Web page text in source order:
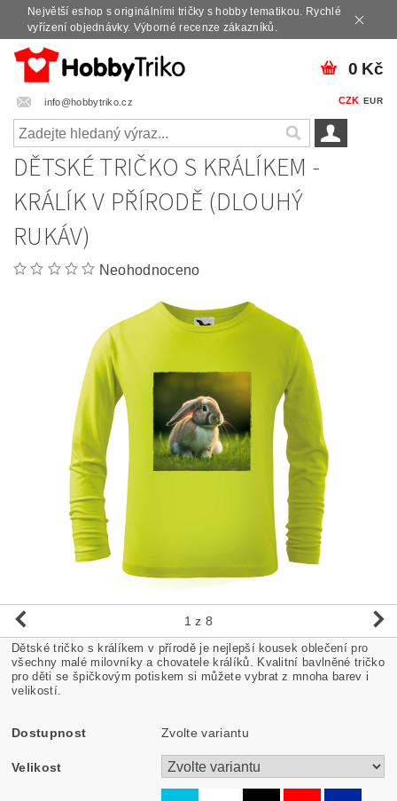
Největší eshop s originálními tričky s hobby tematikou. Rychlé
vyřízení objednávky. Výborné recenze zákazníků.
info@hobbytriko.cz CZK EUR
0 Kč
DĚTSKÉ TRIČKO S KRÁLÍKEM -
KRÁLÍK V PŘÍRODĚ (DLOUHÝ
RUKÁV)
Neohodnoceno
1 z 8
Dětské tričko s králíkem v přírodě je nejlepší kousek oblečení pro
všechny malé milovníky a chovatele králíků. Kvalitní bavlněné tričko
pro děti se špičkovým potiskem si můžete vybrat z mnoha barev i
velikostí.
Dostupnost Zvolte variantu
Velikost